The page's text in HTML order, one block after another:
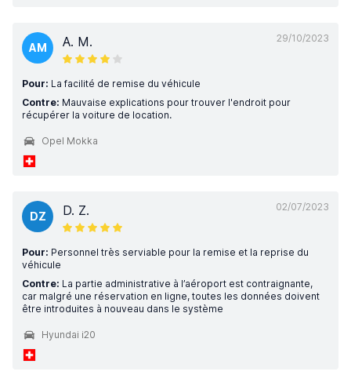
29/10/2023
AM A. M.
Pour: La facilité de remise du véhicule
Contre: Mauvaise explications pour trouver l'endroit pour
récupérer la voiture de location.
Opel Mokka
02/07/2023
DZ D. Z.
Pour: Personnel très serviable pour la remise et la reprise du
véhicule
Contre: La partie administrative à l’aéroport est contraignante,
car malgré une réservation en ligne, toutes les données doivent
être introduites à nouveau dans le système
Hyundai i20